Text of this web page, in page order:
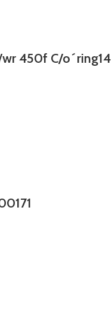
450f C/o´ring14